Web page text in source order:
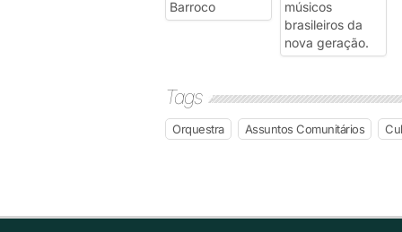
Tags
Orquestra Assuntos Comunitários